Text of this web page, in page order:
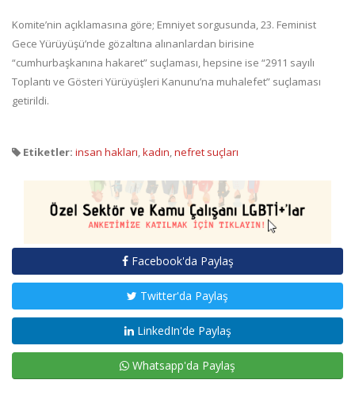
Komite’nin açıklamasına göre; Emniyet sorgusunda, 23. Feminist
Gece Yürüyüşü’nde gözaltına alınanlardan birisine
“cumhurbaşkanına hakaret” suçlaması, hepsine ise “2911 sayılı
Toplantı ve Gösteri Yürüyüşleri Kanunu’na muhalefet” suçlaması
getirildi.
Etiketler: insan hakları kadın nefret suçları
Facebook'da Paylaş
Twitter'da Paylaş
LinkedIn'de Paylaş
Whatsapp'da Paylaş